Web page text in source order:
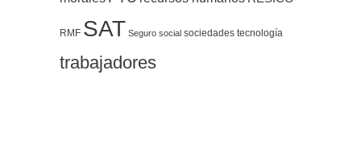
RMF SAT Seguro social sociedades tecnología
trabajadores